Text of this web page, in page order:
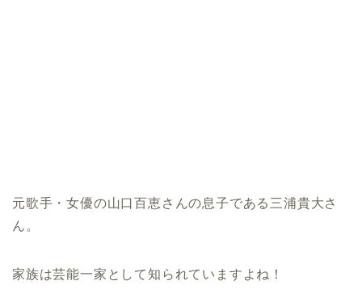
元歌手・女優の山口百恵さんの息子である三浦貴大さ
ん。
家族は芸能一家として知られていますよね！